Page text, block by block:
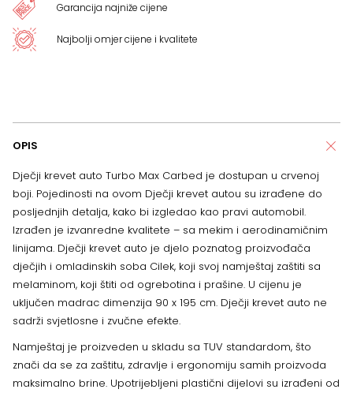
Garancija najniže cijene
Najbolji omjer cijene i kvalitete
OPIS
Dječji krevet auto Turbo Max Carbed je dostupan u crvenoj
boji. Pojedinosti na ovom Dječji krevet autou su izrađene do
posljednjih detalja, kako bi izgledao kao pravi automobil.
Izrađen je izvanredne kvalitete – sa mekim i aerodinamičnim
linijama. Dječji krevet auto je djelo poznatog proizvođača
dječjih i omladinskih soba Cilek, koji svoj namještaj zaštiti sa
melaminom, koji štiti od ogrebotina i prašine. U cijenu je
uključen madrac dimenzija 90 x 195 cm. Dječji krevet auto ne
sadrži svjetlosne i zvučne efekte.
Namještaj je proizveden u skladu sa TUV standardom, što
znači da se za zaštitu, zdravlje i ergonomiju samih proizvoda
maksimalno brine. Upotrijebljeni plastični dijelovi su izrađeni od